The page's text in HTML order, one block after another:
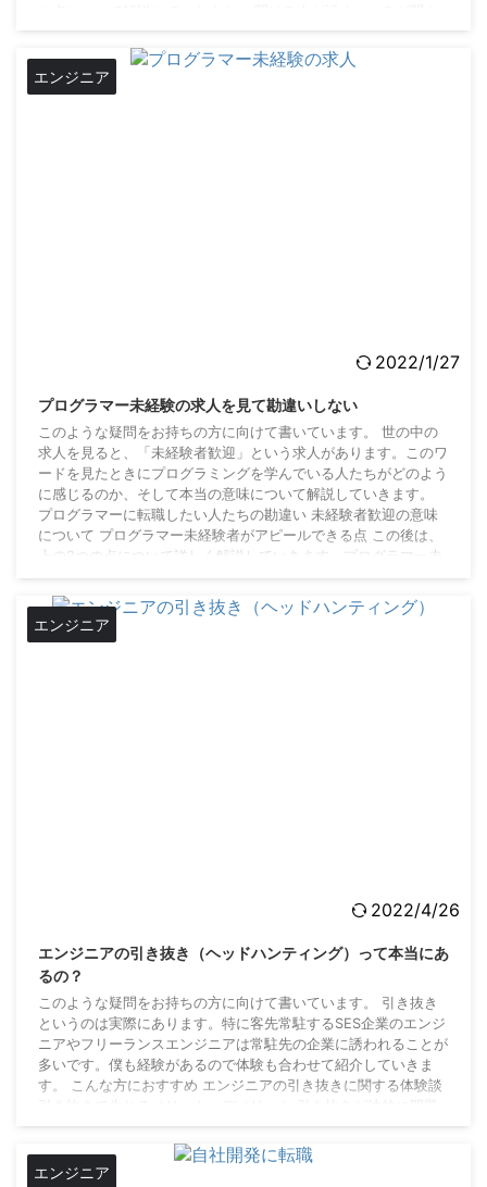
からない人など質問が苦手な人を対象としています。 僕は自分
でも質問多めかなと感じているエンジニアだけ ...
エンジニア
2022/1/27
プログラマー未経験の求人を見て勘違いしない
このような疑問をお持ちの方に向けて書いています。 世の中の
求人を見ると、「未経験者歓迎」という求人があります。このワ
ードを見たときにプログラミングを学んでいる人たちがどのよう
に感じるのか、そして本当の意味について解説していきます。
プログラマーに転職したい人たちの勘違い 未経験者歓迎の意味
について プログラマー未経験者がアピールできる点 この後は、
上の3つの点について詳しく解説していきます。プログラマー未
ため信頼度は高いです。 「未経験者歓迎」の求 ...
エンジニア
2022/4/26
エンジニアの引き抜き（ヘッドハンティング）って本当にあ
るの？
このような疑問をお持ちの方に向けて書いています。 引き抜き
というのは実際にあります。特に客先常駐するSES企業のエンジ
ニアやフリーランスエンジニアは常駐先の企業に誘われることが
多いです。僕も経験があるので体験も合わせて紹介していきま
す。 こんな方におすすめ エンジニアの引き抜きに関する体験談
況よりも良い条件を出されることが多いため、よく考えずに行き
ますと言ってしまいそうですが、その後のこと ...
エンジニア